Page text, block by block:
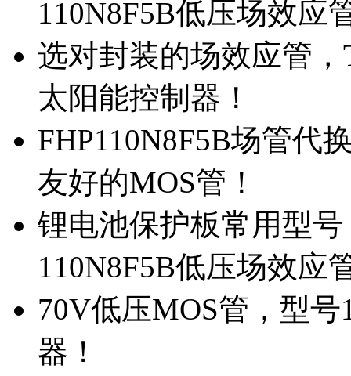
110N8F5B低压场效应
选对封装的场效应管
太阳能控制器！
FHP110N8F5B场管代
友好的MOS管！
锂电池保护板常用型
110N8F5B低压场效应
70V低压MOS管，型
器！